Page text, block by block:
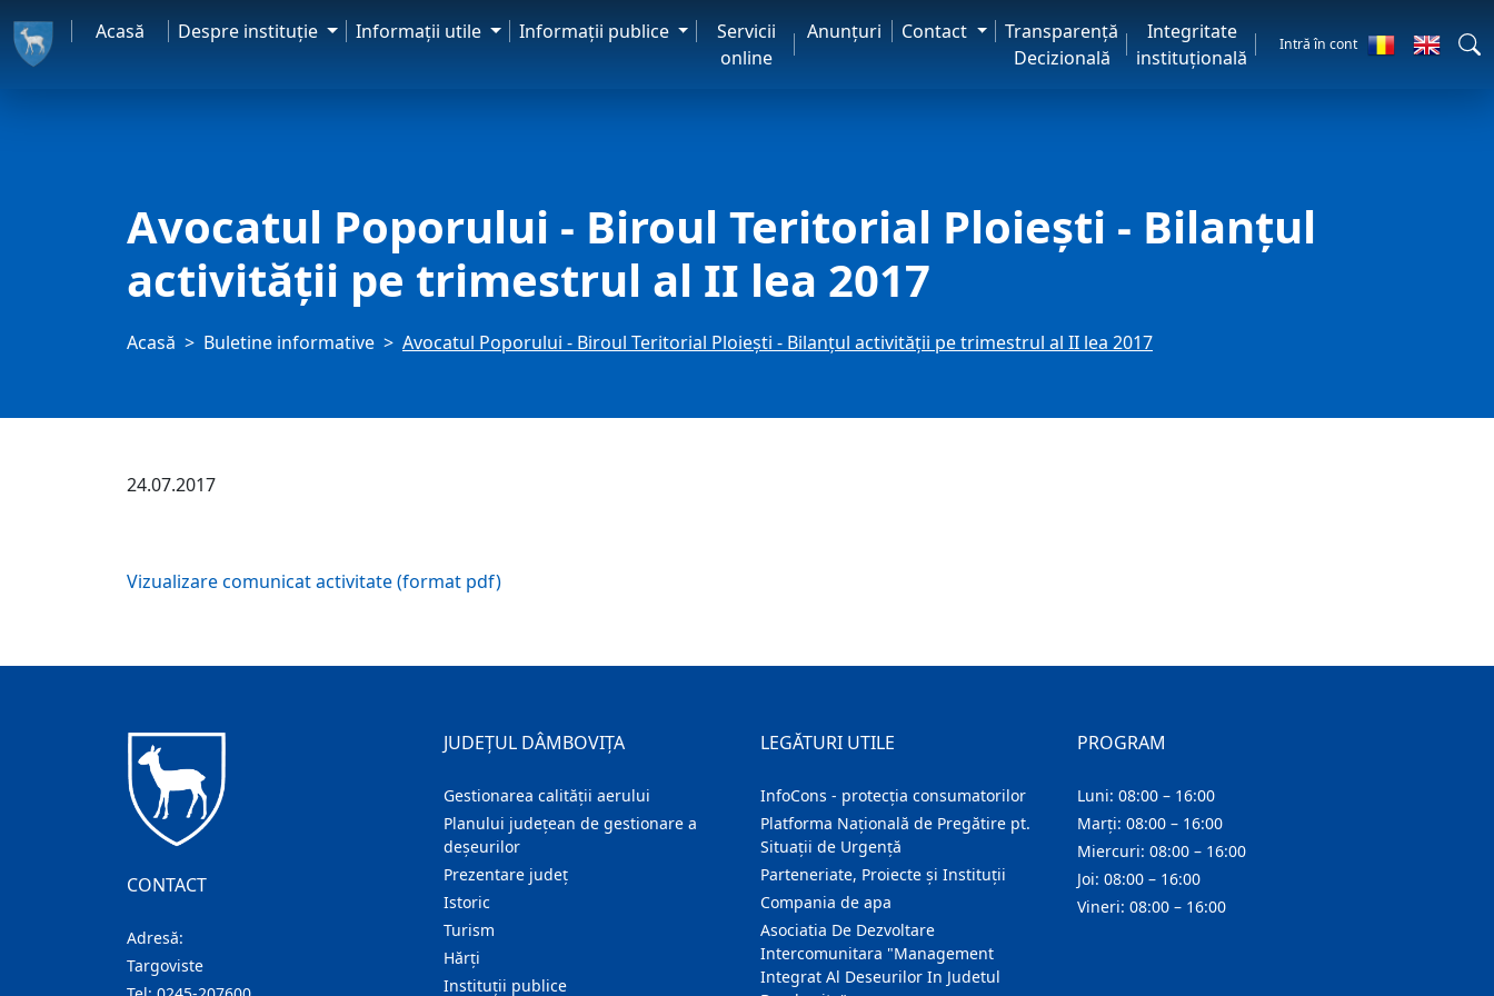
Acasă Despre instituţie Informaţii utile Informaţii publice
Servicii
online
Anunţuri Contact
Transparență
Decizională
Integritate
instituțională
Intră în cont
Avocatul Poporului - Biroul Teritorial Ploiești - Bilanțul
activității pe trimestrul al II lea 2017
Acasă Buletine informative Avocatul Poporului - Biroul Teritorial Ploiești - Bilanțul activității pe trimestrul al II lea 2017
24.07.2017
Vizualizare comunicat activitate (format pdf)
CONTACT
Adresă:
Targoviste
JUDEȚUL DÂMBOVIȚA
Gestionarea calității aerului
Planului județean de gestionare a
deșeurilor
Prezentare judeţ
Istoric
Turism
Hărţi
Instituţii publice
LEGĂTURI UTILE
InfoCons - protecția consumatorilor
Platforma Națională de Pregătire pt.
Situații de Urgență
Parteneriate, Proiecte și Instituții
Compania de apa
Asociatia De Dezvoltare
Intercomunitara "Management
Integrat Al Deseurilor In Judetul
PROGRAM
Luni: 08:00 – 16:00
Marți: 08:00 – 16:00
Miercuri: 08:00 – 16:00
Joi: 08:00 – 16:00
Vineri: 08:00 – 16:00